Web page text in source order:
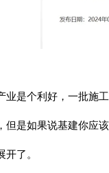
是个利好，一批施工
但是如果说基建你应
了。